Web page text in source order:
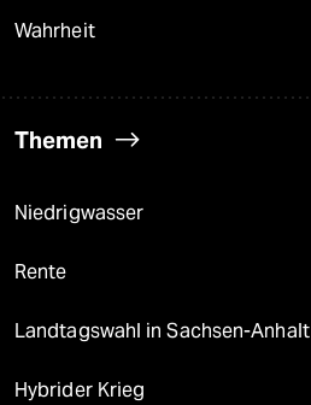
Wahrheit
Themen
Niedrigwasser
Rente
Landtagswahl in Sachsen-Anhalt
Hybrider Krieg